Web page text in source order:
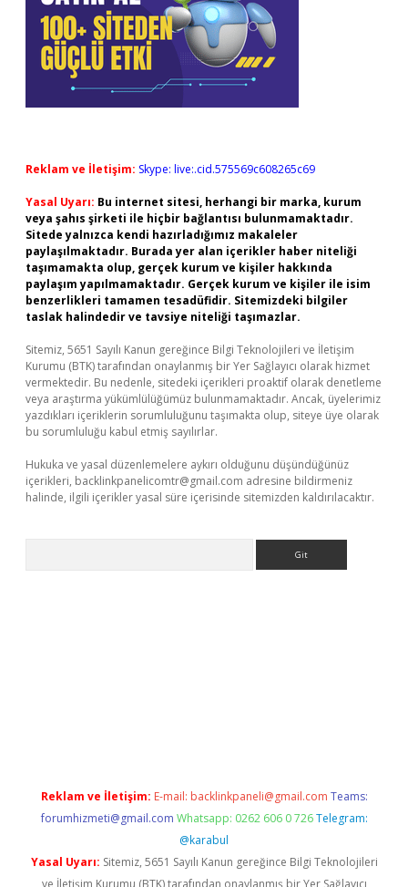
Reklam ve İletişim: Skype: live:.cid.575569c608265c69
Yasal Uyarı: Bu internet sitesi, herhangi bir marka, kurum
veya şahıs şirketi ile hiçbir bağlantısı bulunmamaktadır.
Sitede yalnızca kendi hazırladığımız makaleler
paylaşılmaktadır. Burada yer alan içerikler haber niteliği
taşımamakta olup, gerçek kurum ve kişiler hakkında
paylaşım yapılmamaktadır. Gerçek kurum ve kişiler ile isim
benzerlikleri tamamen tesadüfidir. Sitemizdeki bilgiler
taslak halindedir ve tavsiye niteliği taşımazlar.
Sitemiz, 5651 Sayılı Kanun gereğince Bilgi Teknolojileri ve İletişim
Kurumu (BTK) tarafından onaylanmış bir Yer Sağlayıcı olarak hizmet
vermektedir. Bu nedenle, sitedeki içerikleri proaktif olarak denetleme
veya araştırma yükümlülüğümüz bulunmamaktadır. Ancak, üyelerimiz
yazdıkları içeriklerin sorumluluğunu taşımakta olup, siteye üye olarak
bu sorumluluğu kabul etmiş sayılırlar.
Hukuka ve yasal düzenlemelere aykırı olduğunu düşündüğünüz
içerikleri, backlinkpanelicomtr@gmail.com adresine bildirmeniz
halinde, ilgili içerikler yasal süre içerisinde sitemizden kaldırılacaktır.
Reklam ve İletişim: E-mail: backlinkpaneli@gmail.com Teams:
forumhizmeti@gmail.com Whatsapp: 0262 606 0 726 Telegram:
@karabul
Yasal Uyarı: Sitemiz, 5651 Sayılı Kanun gereğince Bilgi Teknolojileri
ve İletişim Kurumu (BTK) tarafından onaylanmış bir Yer Sağlayıcı